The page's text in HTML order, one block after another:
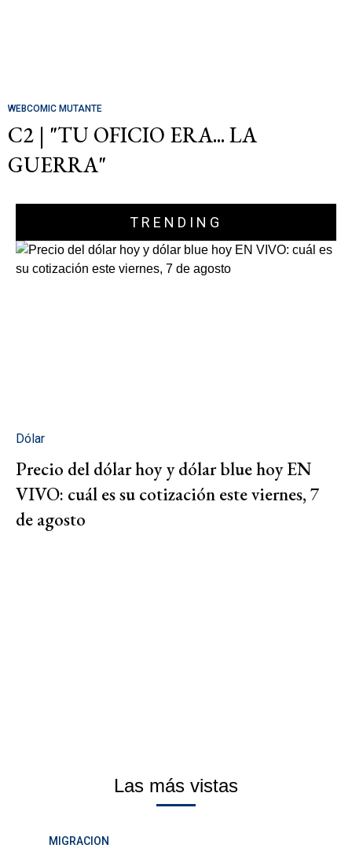
WEBCOMIC MUTANTE
C2 | "TU OFICIO ERA... LA
GUERRA"
TRENDING
Dólar
Precio del dólar hoy y dólar blue hoy EN
VIVO: cuál es su cotización este viernes, 7
de agosto
Las más vistas
MIGRACION